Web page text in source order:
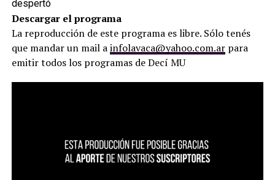
Descargar el programa
La reproducción de este programa es libre. Sólo tenés
que mandar un mail ainfolavaca@yahoo.com.arpara
emitir todos los programas de Decí MU